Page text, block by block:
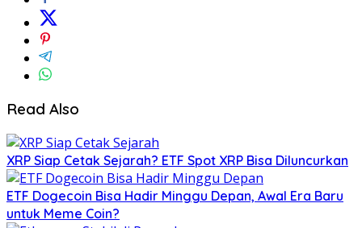
Read Also
XRP Siap Cetak Sejarah? ETF Spot XRP Bisa Diluncurkan
ETF Dogecoin Bisa Hadir Minggu Depan, Awal Era Baru
untuk Meme Coin?